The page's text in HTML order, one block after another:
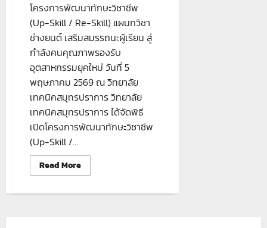
โครงการพัฒนาทักษะวิชาชีพ
(Up-Skill / Re-Skill) แผนกวิชา
ช่างยนต์ เสริมสมรรถนะผู้เรียน สู่
กำลังคนคุณภาพรองรับ
อุตสาหกรรมยุคใหม่ วันที่ 5
พฤษภาคม 2569 ณ วิทยาลัย
เทคนิคสมุทรปราการ วิทยาลัย
เทคนิคสมุทรปราการ ได้จัดพิธี
เปิดโครงการพัฒนาทักษะวิชาชีพ
(Up-Skill /...
Read MoreRead
more